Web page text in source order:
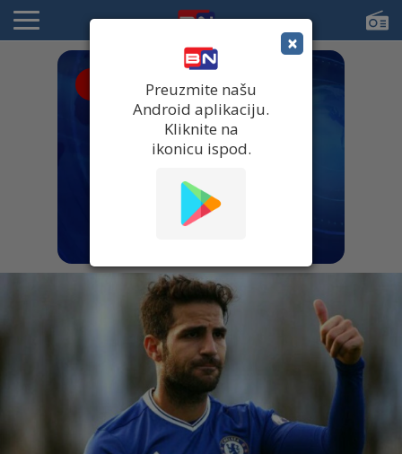
×
Preuzmite našu
Android aplikaciju.
Kliknite na
ikonicu ispod.